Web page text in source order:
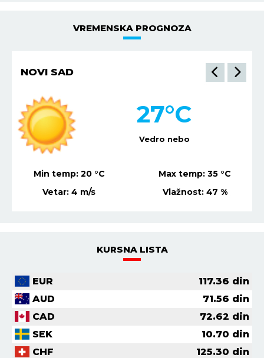
VREMENSKA PROGNOZA
NIŠ
Vedro nebo
32°C
Min temp:22 °C Max temp: 36 °C
Vetar:7 m/s Vlažnost:39 %
KURSNA LISTA
EUR 117.36 din
AUD
71.56 din
CAD
72.62 din
SEK
10.70 din
CHF
125.30 din